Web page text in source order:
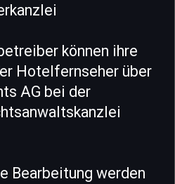
können ihre
Hotelfernseher über
AG bei der
Bearbeitung werden